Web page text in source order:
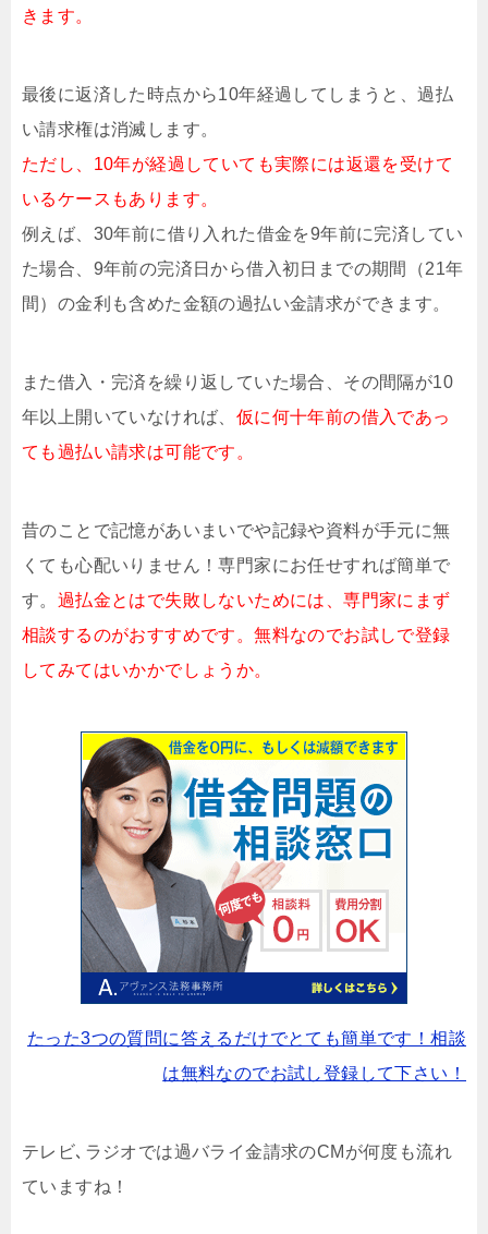
きます。
最後に返済した時点から10年経過してしまうと、過払
い請求権は消滅します。
ただし、10年が経過していても実際には返還を受けて
いるケースもあります。
例えば、30年前に借り入れた借金を9年前に完済してい
た場合、9年前の完済日から借入初日までの期間（21年
間）の金利も含めた金額の過払い金請求ができます。
また借入・完済を繰り返していた場合、その間隔が10
年以上開いていなければ、 仮に何十年前の借入であっ
ても過払い請求は可能です。
昔のことで記憶があいまいでや記録や資料が手元に無
くても心配いりません！専門家にお任せすれば簡単で
す。 過払金とはで失敗しないためには、専門家にまず
相談するのがおすすめです。無料なのでお試しで登録
してみてはいかかでしょうか。
たった3つの質問に答えるだけでとても簡単です！相談
は無料なのでお試し登録して下さい！
テレビ､ラジオでは過バライ金請求のCMが何度も流れ
ていますね！